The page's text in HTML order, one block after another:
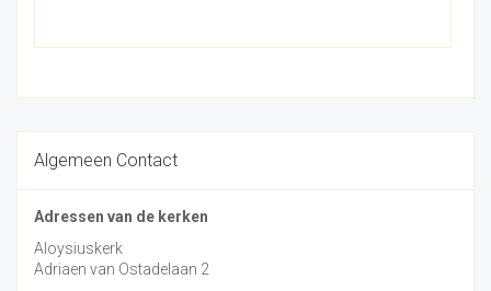
Algemeen Contact
Adressen van de kerken
Aloysiuskerk
Adriaen van Ostadelaan 2